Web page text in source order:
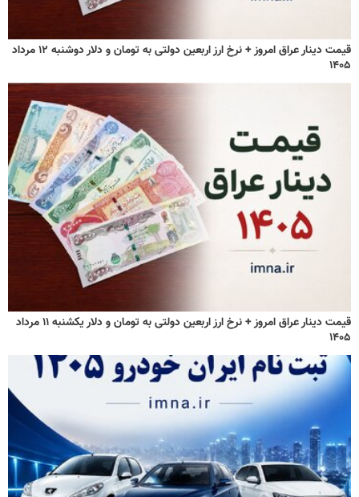
قیمت دینار عراق امروز + نرخ ارز اربعین دولتی به تومان و دلار دوشنبه ۱۲ مرداد
۱۴۰۵
قیمت دینار عراق امروز + نرخ ارز اربعین دولتی به تومان و دلار یکشنبه ۱۱ مرداد
۱۴۰۵